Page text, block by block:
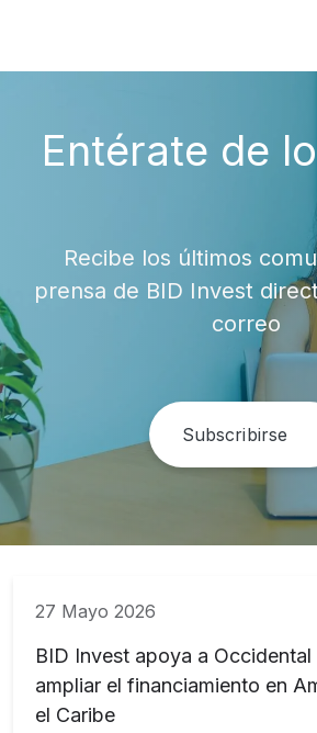
Entérate de
Recibe los últimos
prensa de BID Invest
correo
Subscribirse
27 Mayo 2026
BID Invest apoya a Occidental
ampliar el financiamiento en
el Caribe